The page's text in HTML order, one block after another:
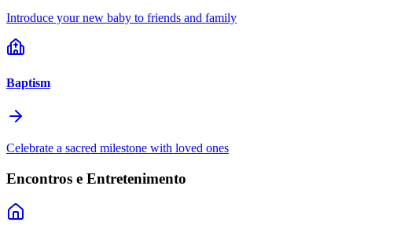
Introduce your new baby to friends and family
Baptism
Celebrate a sacred milestone with loved ones
Encontros e Entretenimento